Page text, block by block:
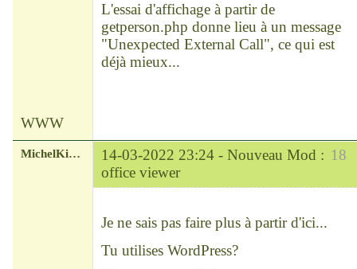
L'essai d'affichage à partir de
getperson.php donne lieu à un message
"Unexpected External Call", ce qui est
déjà mieux...
WWW
18
MichelKirsch 14-03-2022 23:24 - Nouveau Mod :
office viewer
Je ne sais pas faire plus à partir d'ici...
Tu utilises WordPress?